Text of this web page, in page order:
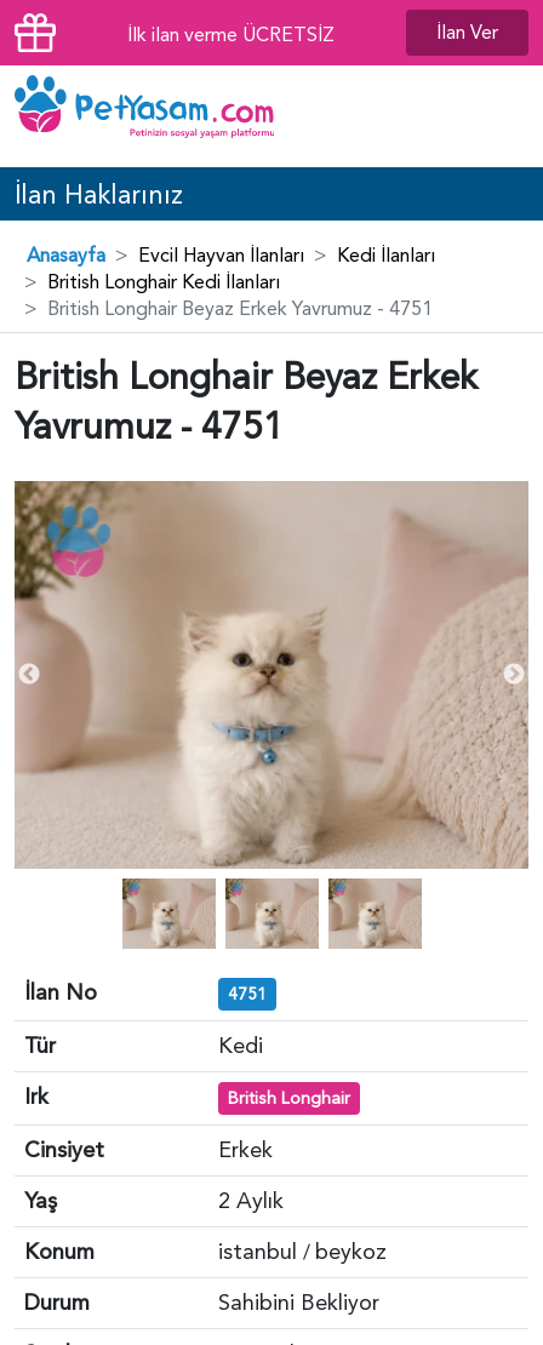
İlk ilan verme ÜCRETSİZ İlan Ver
İlan Haklarınız
Anasayfa Evcil Hayvan İlanları
Kedi İlanları
British Longhair Kedi İlanları
British Longhair Beyaz Erkek Yavrumuz - 4751
British Longhair Beyaz Erkek
Yavrumuz - 4751
İlan No 4751
Tür
Kedi
Irk
British Longhair
Cinsiyet
Erkek
Yaş
2 Aylık
Konum
istanbul / beykoz
Durum
Sahibini Bekliyor